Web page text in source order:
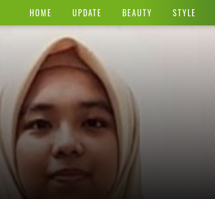
HOME UPDATE BEAUTY STYLE